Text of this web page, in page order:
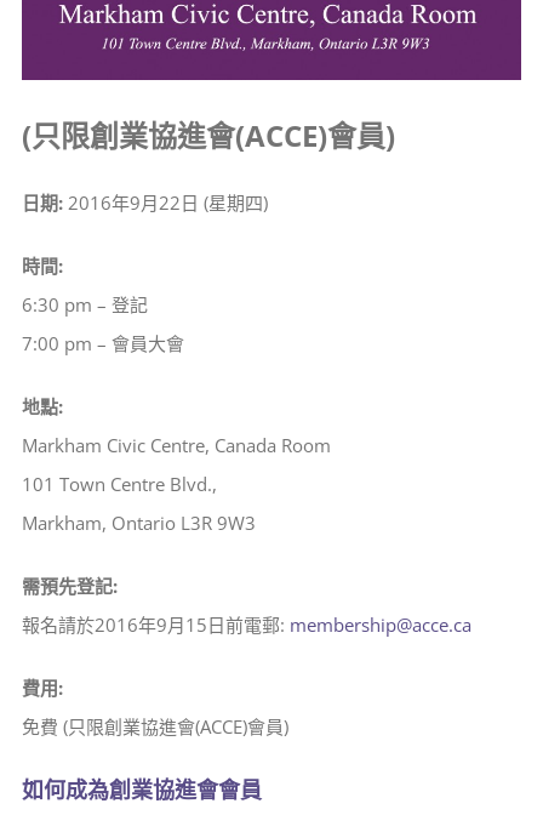
(只限創業協進會(ACCE)會員)
日期:2016年9月22日 (星期四)
時間:
6:30 pm – 登記
7:00 pm – 會員大會
地點:
Markham Civic Centre, Canada Room
101 Town Centre Blvd.,
Markham, Ontario L3R 9W3
需預先登記:
報名請於2016年9月15日前電郵: membership@acce.ca
費用:
免費 (只限創業協進會(ACCE)會員)
如何成為創業協進會會員